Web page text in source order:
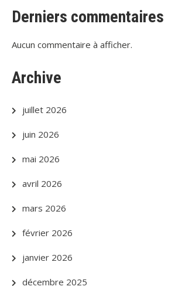
Derniers commentaires
Aucun commentaire à afficher.
Archive
juillet 2026
juin 2026
mai 2026
avril 2026
mars 2026
février 2026
janvier 2026
décembre 2025